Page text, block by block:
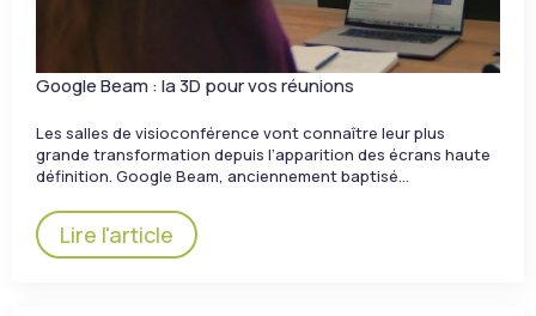
Google Beam : la 3D pour vos réunions
Les salles de visioconférence vont connaître leur plus
grande transformation depuis l’apparition des écrans haute
définition. Google Beam, anciennement baptisé…
Lire l'article